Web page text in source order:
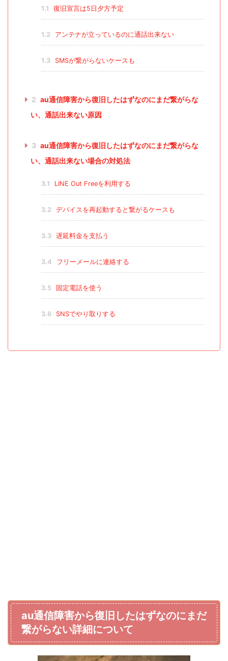
1.1 復旧宣言は5日夕方予定
1.2 アンテナが立っているのに通話出来ない
1.3 SMSが繋がらないケースも
2 au通信障害から復旧したはずなのにまだ繋がらな
い、通話出来ない原因
3 au通信障害から復旧したはずなのにまだ繋がらな
い、通話出来ない場合の対処法
3.1 LINE Out Freeを利用する
3.2 デバイスを再起動すると繋がるケースも
3.3 遅延料金を支払う
3.4 フリーメールに連絡する
3.5 固定電話を使う
3.6 SNSでやり取りする
au通信障害から復旧したはずなのにまだ
繋がらない詳細について